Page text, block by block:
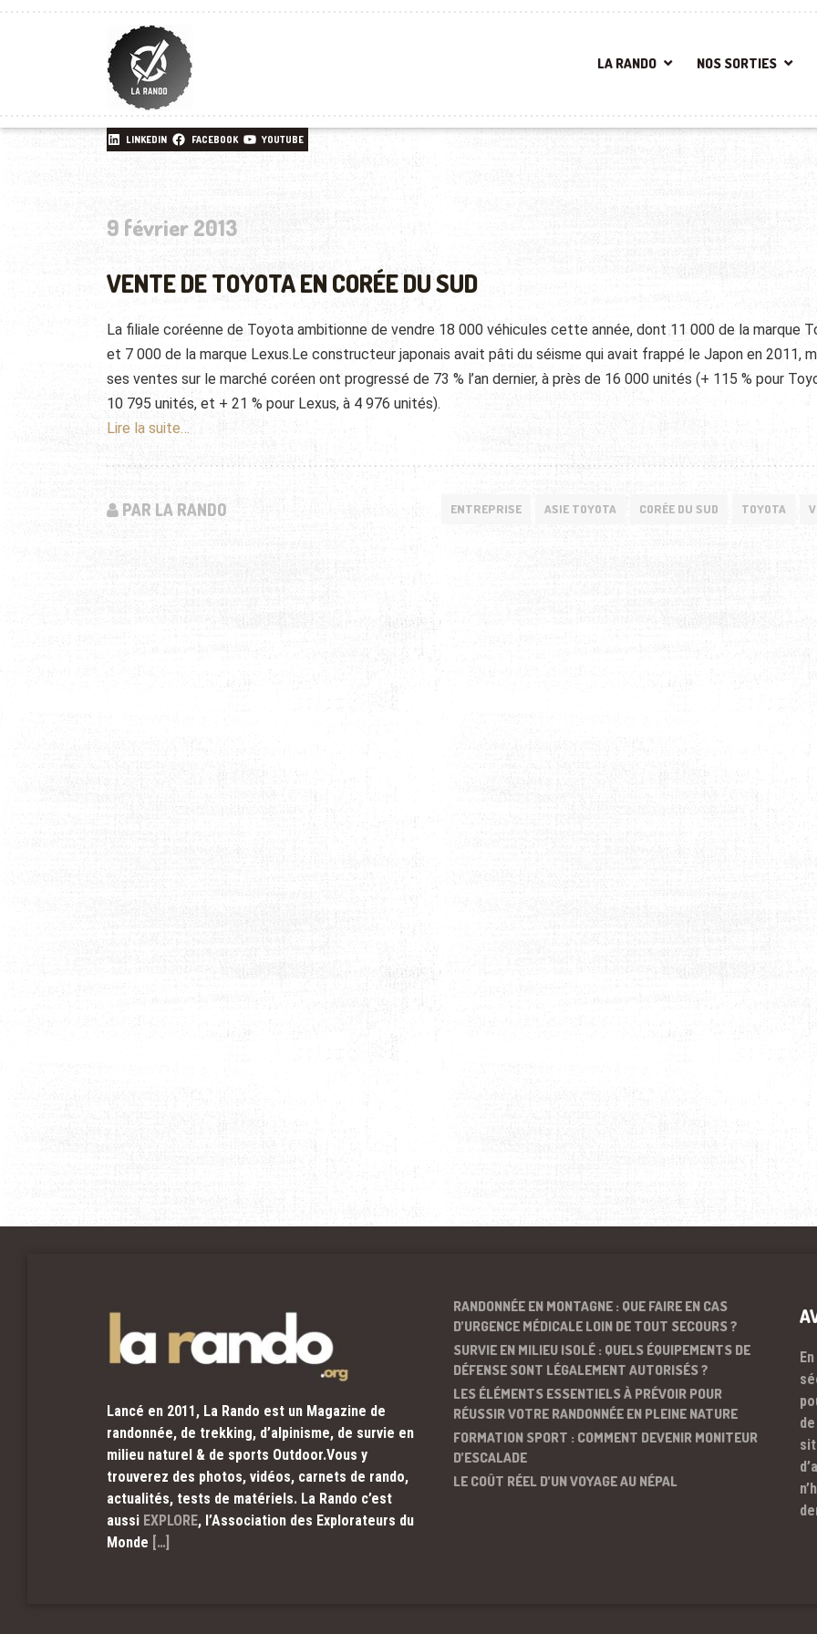
LA RANDO NOS SORTIES
LINKEDIN FACEBOOK YOUTUBE
9 février 2013
VENTE DE TOYOTA EN CORÉE DU SUD
La filiale coréenne de Toyota ambitionne de vendre 18 000 véhicules cette année, dont 11 000 de la marque
et 7 000 de la marque Lexus.Le constructeur japonais avait pâti du séisme qui avait frappé le Japon en 2011,
ses ventes sur le marché coréen ont progressé de 73 % l’an dernier, à près de 16 000 unités (+ 115 % pour
10 795 unités, et + 21 % pour Lexus, à 4 976 unités).
Lire la suite…
PAR LA RANDO ENTREPRISE ASIE TOYOTA CORÉE DU SUD TOYOTA
Lancé en 2011, La Rando est un Magazine de
randonnée, de trekking, d’alpinisme, de survie en
milieu naturel & de sports Outdoor.Vous y
trouverez des photos, vidéos, carnets de rando,
actualités, tests de matériels. La Rando c’est
aussi EXPLORE, l’Association des Explorateurs du
Monde […]
RANDONNÉE EN MONTAGNE : QUE FAIRE EN CAS
D’URGENCE MÉDICALE LOIN DE TOUT SECOURS ?
SURVIE EN MILIEU ISOLÉ : QUELS ÉQUIPEMENTS DE
DÉFENSE SONT LÉGALEMENT AUTORISÉS ?
LES ÉLÉMENTS ESSENTIELS À PRÉVOIR POUR
RÉUSSIR VOTRE RANDONNÉE EN PLEINE NATURE
FORMATION SPORT : COMMENT DEVENIR MONITEUR
D’ESCALADE
LE COÛT RÉEL D’UN VOYAGE AU NÉPAL